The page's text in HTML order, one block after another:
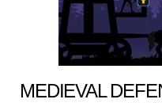
MEDIEVAL